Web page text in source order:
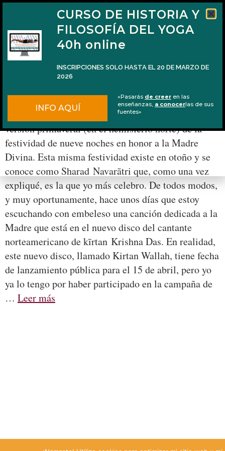
Sri Argala Stotram por Krishna Das
Hoy (31/03/2014) comenzó Basanta Navarātri, la
versión primaveral (en el hemisferio norte) de la
festividad de nueve noches en honor a la Madre
Divina. Esta misma festividad existe en otoño y se
conoce como Sharad Navarātri que, como una vez
expliqué, es la que yo más celebro. De todos modos,
y muy oportunamente, hace unos días que estoy
escuchando con embeleso una canción dedicada a la
Madre que está en el nuevo disco del cantante
norteamericano de kīrtan Krishna Das. En realidad,
este nuevo disco, llamado Kirtan Wallah, tiene fecha
de lanzamiento pública para el 15 de abril, pero yo
ya lo tengo por haber participado en la campaña de
… Leer más
CURSO DE HISTORIA Y
FILOSOFÍA DEL YOGA
40h online
INSCRIPCIONES SOLO HASTA EL 20 DE MARZO DE
2026
INFO AQUÍ
«Pasarás de creer en las
enseñanzas, a conocerlas de sus
fuentes»